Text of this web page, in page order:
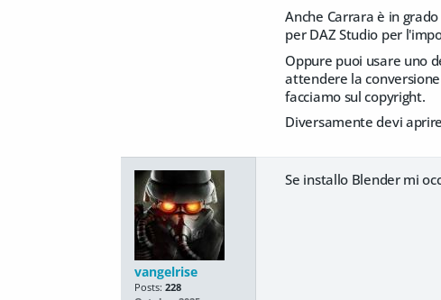
Anche Carrara è in
per DAZ Studio per
Oppure puoi usare uno
attendere la
facciamo sul copyright.
Diversamente devi
vangelrise
Posts: 228
Se installo Blender mi